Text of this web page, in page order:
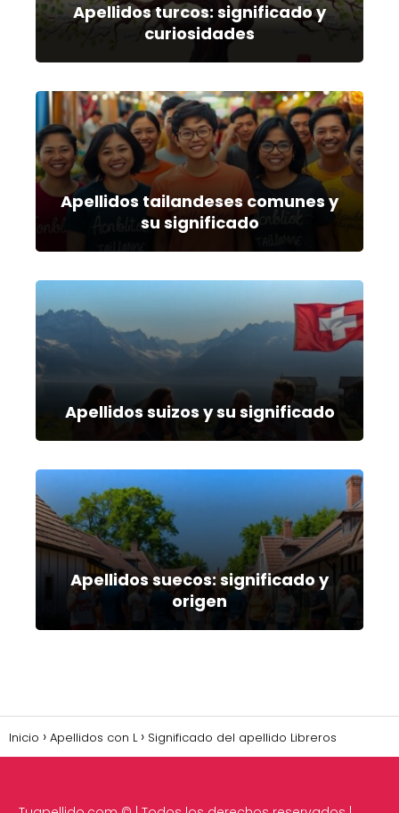
Apellidos turcos: significado y
curiosidades
Apellidos tailandeses comunes y
su significado
Apellidos suizos y su significado
Apellidos suecos: significado y
origen
Inicio Apellidos con L Significado del apellido Libreros